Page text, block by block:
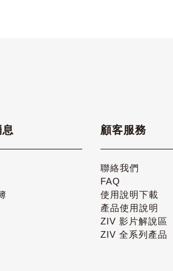
顧客服務
聯絡我們
FAQ
使用說明下載
產品使用說明
ZIV 影片解說區
ZIV 全系列產品